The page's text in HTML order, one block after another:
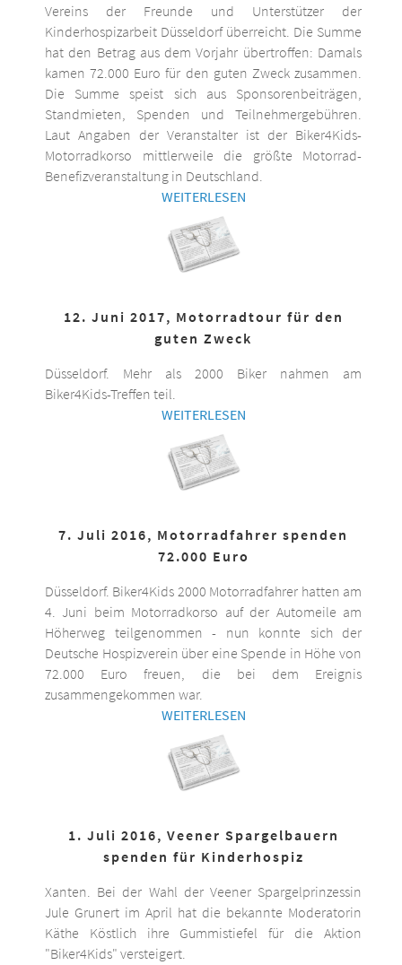
Vereins der Freunde und Unterstützer der
Kinderhospizarbeit Düsseldorf überreicht. Die Summe
hat den Betrag aus dem Vorjahr übertroffen: Damals
kamen 72.000 Euro für den guten Zweck zusammen.
Die Summe speist sich aus Sponsorenbeiträgen,
Standmieten, Spenden und Teilnehmergebühren.
Laut Angaben der Veranstalter ist der Biker4Kids-
Motorradkorso mittlerweile die größte Motorrad-
Benefizveranstaltung in Deutschland.
WEITERLESEN
12. Juni 2017, Motorradtour für den
guten Zweck
Düsseldorf. Mehr als 2000 Biker nahmen am
Biker4Kids-Treffen teil.
WEITERLESEN
7. Juli 2016, Motorradfahrer spenden
72.000 Euro
Düsseldorf. Biker4Kids 2000 Motorradfahrer hatten am
4. Juni beim Motorradkorso auf der Automeile am
Höherweg teilgenommen - nun konnte sich der
Deutsche Hospizverein über eine Spende in Höhe von
72.000 Euro freuen, die bei dem Ereignis
zusammengekommen war.
WEITERLESEN
1. Juli 2016, Veener Spargelbauern
spenden für Kinderhospiz
Xanten. Bei der Wahl der Veener Spargelprinzessin
Jule Grunert im April hat die bekannte Moderatorin
Käthe Köstlich ihre Gummistiefel für die Aktion
"Biker4Kids" versteigert.